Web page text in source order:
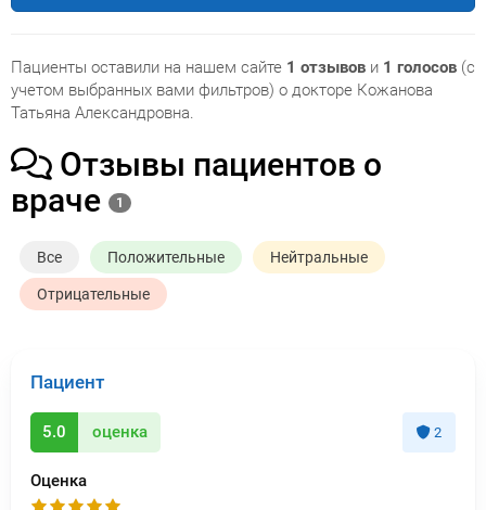
Пациенты оставили на нашем сайте 1 отзывов и 1 голосов (с
учетом выбранных вами фильтров) о докторе Кожанова
Татьяна Александровна.
Отзывы пациентов о
враче
1
Все Положительные Нейтральные
Отрицательные
Пациент
5.0 оценка 2
Оценка